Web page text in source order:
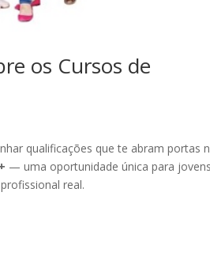
os Cursos de
qualificações que te abram portas
— uma oportunidade única para
real.